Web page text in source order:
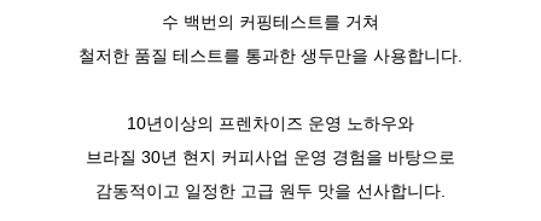
수 백번의 커핑테스트를 거쳐
철저한 품질 테스트를 통과한 생두만을 사용합니다.
10년이상의 프렌차이즈 운영 노하우와
브라질 30년 현지 커피사업 운영 경험을 바탕으로
감동적이고 일정한 고급 원두 맛을 선사합니다.